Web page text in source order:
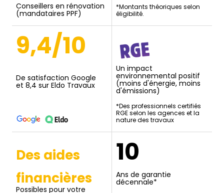
Conseillers en rénovation
(mandataires PPF)
*Montants théoriques selon
éligibilité.
9,4/10
De satisfaction Google
et 8,4 sur Eldo Travaux
Un impact
environnemental positif
(moins d'énergie, moins
d'émissions)
*Des professionnels certifiés
RGE selon les agences et la
nature des travaux
Des aides
financières
Possibles pour votre
10
Ans de garantie
décennale*